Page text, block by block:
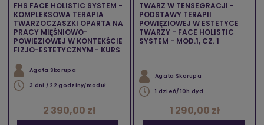
FHS FACE HOLISTIC SYSTEM -
KOMPLEKSOWA TERAPIA
TWARZOCZASZKI OPARTA NA
PRACY MIĘŚNIOWO-
POWIEZIOWEJ W KONTEKŚCIE
FIZJO-ESTETYCZNYM - KURS
Agata Skorupa
3 dni / 22 godziny/moduł
2 390,00 zł
TWARZ W TENSEGRACJI -
PODSTAWY TERAPII
POWIĘZIOWEJ W ESTETYCE
TWARZY - FACE HOLISTIC
SYSTEM - MOD.1, CZ. 1
Agata Skorupa
1 dzień/ 10h dyd.
1 290,00 zł